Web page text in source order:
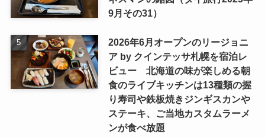
9月その31）
2026年6月オープンのリージョニ
ア by クインテッサ札幌を宿泊レ
ビュー 北海道の味が楽しめる朝
食のライブキッチンは13種類の握
り寿司や鉄板焼きジンギスカンや
ステーキ、ご当地カスタムラーメ
ンが食べ放題